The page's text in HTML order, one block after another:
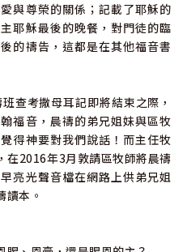
與尊榮的關係；記載了耶穌的
耶穌最後的晚餐，對門徒的臨
的禱告，這都是在其他福音書
查考撒母耳記即將結束之際，
福音，晨禱的弟兄姐妹與區牧
得神要對我們說話！而主任牧
在2016年3月敦請區牧師將晨禱
亮光聲音檔在網路上供弟兄姐
讀本。